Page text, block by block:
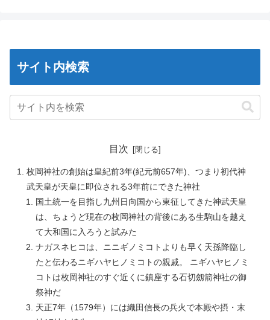
サイト内検索
目次
枚岡神社の創始は皇紀前3年(紀元前657年)、つまり初代神
武天皇が天皇に即位される3年前にできた神社
国土統一を目指し九州日向国から東征してきた神武天皇
は、ちょうど現在の枚岡神社の背後にある生駒山を越え
て大和国に入ろうと試みた
ナガスネヒコは、ニニギノミコトよりも早く天孫降臨し
たと伝わるニギハヤヒノミコトの親戚。 ニギハヤヒノミ
コトは枚岡神社のすぐ近くに鎮座する石切劔箭神社の御
祭神だ
天正7年（1579年）には織田信長の兵火で本殿や摂・末